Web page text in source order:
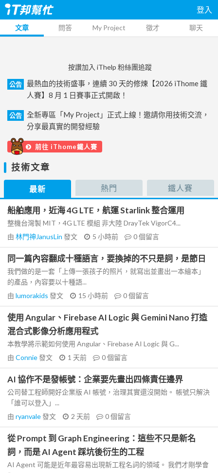
登入
文章 問答 My Project 徵才 聊天
按讚加入 iThelp 粉絲團追蹤
公告
最熱血的技術盛事，連續 30 天的修煉【2026 iThome 鐵
人賽】8 月 1 日賽事正式開啟！
公告
全新專區「My Project」正式上線！邀請你用技術交流，
分享最真實的開發經驗
前往 iThome鐵人賽
技術文章
最新 熱門 鐵人賽
船舶應用，近海 4G LTE，航運 Starlink 整合運用
整機台灣製 MIT，4G LTE 模組 非大陸 DrayTek VigorC4...
由 林門神JanusLin 發文 5 小時前 0個留言
同一篇內容翻成十種語言，要換掉的不只是詞，是節日
我們做的是一套「上傳一張孩子的照片，就寫出並畫出一本繪本」
的產品，內容要以十種語...
由 lumorakids 發文 15 小時前 0個留言
使用 Angular、Firebase AI Logic 與 Gemini Nano 打造
混合式影像分析應用程式
本教學將示範如何使用 Angular、Firebase AI Logic 與 G...
由 Connie發文 1 天前 0個留言
AI 協作不是發帳號：企業要先畫出四條責任邊界
公司替工程師開好企業版 AI 帳號，治理其實還沒開始。 帳號只解決
「誰可以登入」...
由 ryanvale發文 2 天前 0個留言
從 Prompt 到 Graph Engineering：這些不只是新名
詞，而是 AI Agent 踩坑後衍生的工程
AI Agent 可能是近年最容易出現新工程名詞的領域。 我們才剛學會